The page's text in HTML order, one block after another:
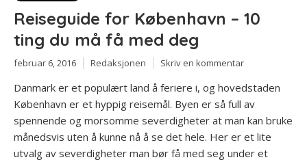
Reiseguide for København – 10
ting du må få med deg
februar 6, 2016 Redaksjonen Skriv en kommentar
Danmark er et populært land å feriere i, og hovedstaden
København er et hyppig reisemål. Byen er så full av
spennende og morsomme severdigheter at man kan bruke
månedsvis uten å kunne nå å se det hele. Her er et lite
utvalg av severdigheter man bør få med seg under et